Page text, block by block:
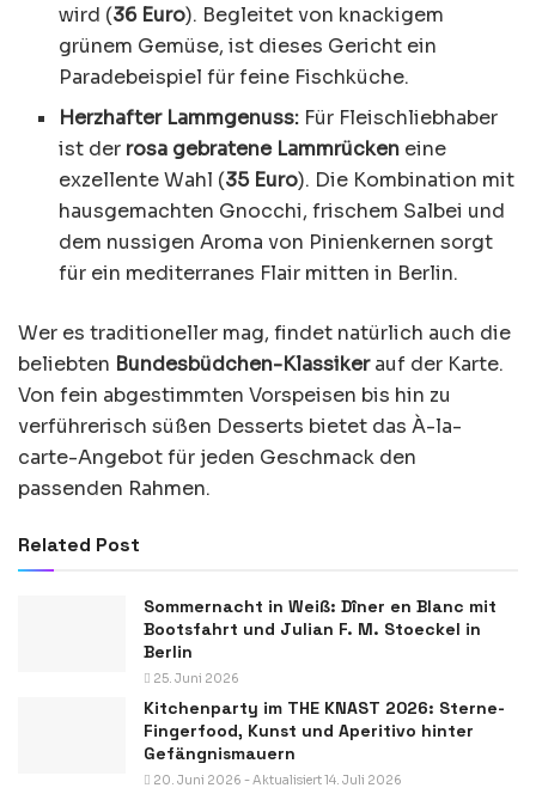
wird (36 Euro). Begleitet von knackigem
grünem Gemüse, ist dieses Gericht ein
Paradebeispiel für feine Fischküche.
Herzhafter Lammgenuss: Für Fleischliebhaber
ist der rosa gebratene Lammrücken eine
exzellente Wahl (35 Euro). Die Kombination mit
hausgemachten Gnocchi, frischem Salbei und
dem nussigen Aroma von Pinienkernen sorgt
für ein mediterranes Flair mitten in Berlin.
Wer es traditioneller mag, findet natürlich auch die
beliebten Bundesbüdchen-Klassikerauf der Karte.
Von fein abgestimmten Vorspeisen bis hin zu
verführerisch süßen Desserts bietet das À-la-
carte-Angebot für jeden Geschmack den
passenden Rahmen.
Related Post
Sommernacht in Weiß: Dîner en Blanc mit
Bootsfahrt und Julian F. M. Stoeckel in
Berlin
25. Juni 2026
Kitchenparty im THE KNAST 2026: Sterne-
Fingerfood, Kunst und Aperitivo hinter
Gefängnismauern
20. Juni 2026 - Aktualisiert 14. Juli 2026